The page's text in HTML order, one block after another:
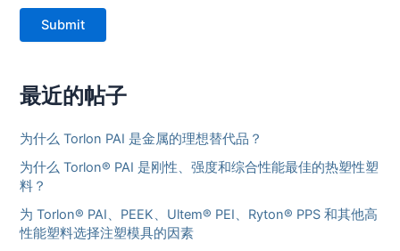
Submit
最近的帖子
为什么 Torlon PAI 是金属的理想替代品？
为什么 Torlon® PAI 是刚性、强度和综合性能最佳的热塑性塑
料？
为 Torlon® PAI、PEEK、Ultem® PEI、Ryton® PPS 和其他高
性能塑料选择注塑模具的因素